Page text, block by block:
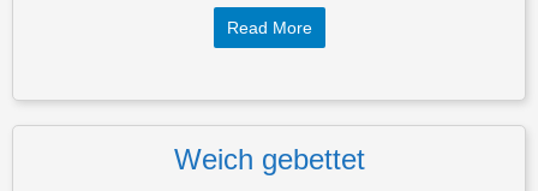
Read More
Weich gebettet